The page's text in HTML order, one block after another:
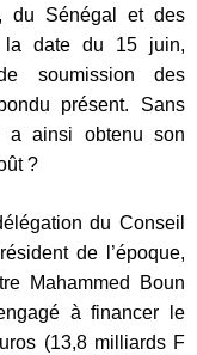
du Sénégal et des
la date du 15 juin,
soumission des
présent. Sans
a ainsi obtenu son
?
du Conseil
de l’époque,
Mahammed Boun
à financer le
(13,8 milliards F